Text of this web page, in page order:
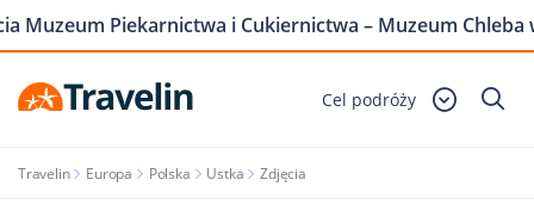
Cel podróży
Travelin Europa Polska Ustka Zdjęcia
Muzeum Piekarnictwa i Cukiernictwa – Muzeum Chleba